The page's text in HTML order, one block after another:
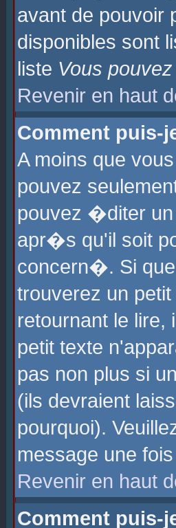
avant de pouvoir
disponibles sont
liste Vous
Revenir en haut
Comment puis-
A moins que
pouvez
pouvez �diter
apr�s qu'il soit
concern�. Si
trouverez un
retournant le
petit texte
pas non plus si
(ils devraient
pourquoi).
message une
Revenir en haut
Comment puis-